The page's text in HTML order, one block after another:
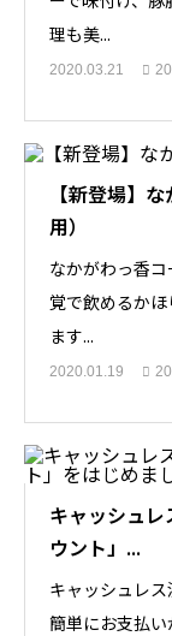
理も美...
2020.03.21
【新登場】
用）
なかがわっ香
覚で飲めるか
ます...
2020.01.19
キャッシュレ
ウント」...
キャッシュレ
簡単にお支払い